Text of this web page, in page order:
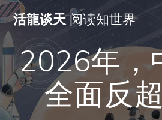
to
活龍谈天阅读知世界
2026年，
全面反